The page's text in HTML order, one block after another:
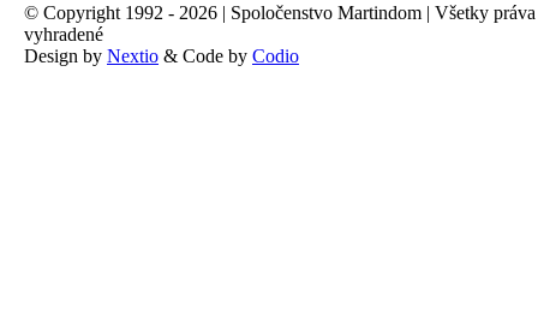
© Copyright 1992 - 2026 | Spoločenstvo Martindom | Všetky práva
vyhradené
Design by Nextio & Code by Codio